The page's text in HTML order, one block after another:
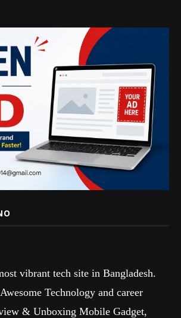
vibrant tech site in Bangladesh.
Technology and career
& Unboxing Mobile Gadget,